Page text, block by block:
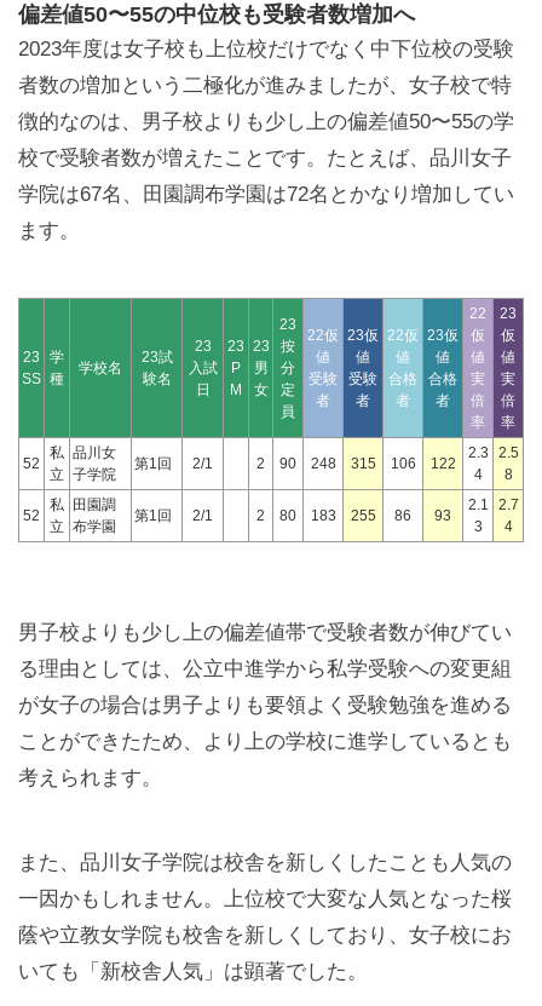
偏差値50〜55の中位校も受験者数増加へ
2023年度は女子校も上位校だけでなく中下位校の受験
者数の増加という二極化が進みましたが、女子校で特
徴的なのは、男子校よりも少し上の偏差値50〜55の学
校で受験者数が増えたことです。たとえば、品川女子
学院は67名、田園調布学園は72名とかなり増加してい
ます。
23
SS
学
種
学校名
23試
験名
23
入試
日
23
P
M
23
男
女
23
按
分
定
員
22仮
値
受験
者
23仮
値
受験
者
22仮
値
合格
者
23仮
値
合格
者
22
仮
値
実
倍
率
23
仮
値
実
倍
率
52
私
立
品川女
子学院
第1回 2/1 2 90 248 315 106 122
2.3
4
2.5
8
52
私
立
田園調
布学園
第1回 2/1 2 80 183 255 86 93
2.1
3
2.7
4
男子校よりも少し上の偏差値帯で受験者数が伸びてい
る理由としては、公立中進学から私学受験への変更組
が女子の場合は男子よりも要領よく受験勉強を進める
ことができたため、より上の学校に進学しているとも
考えられます。
また、品川女子学院は校舎を新しくしたことも人気の
一因かもしれません。上位校で大変な人気となった桜
蔭や立教女学院も校舎を新しくしており、女子校にお
いても「新校舎人気」は顕著でした。